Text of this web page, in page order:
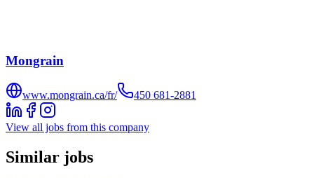
Mongrain
www.mongrain.ca/fr/ 450 681-2881
View all jobs from this company
Similar jobs